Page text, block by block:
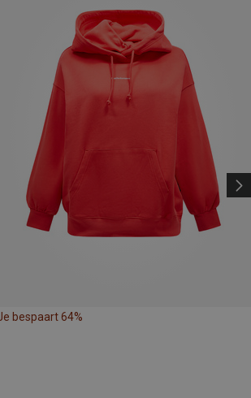
bespaart 64%